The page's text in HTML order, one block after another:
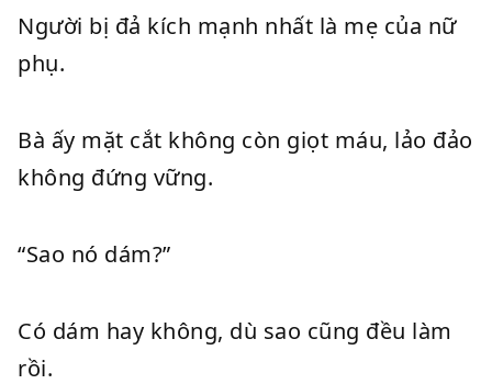
Người bị đả kích mạnh nhất là mẹ của nữ
phụ.
Bà ấy mặt cắt không còn giọt máu, lảo đảo
không đứng vững.
“Sao nó dám?”
Có dám hay không, dù sao cũng đều làm
rồi.